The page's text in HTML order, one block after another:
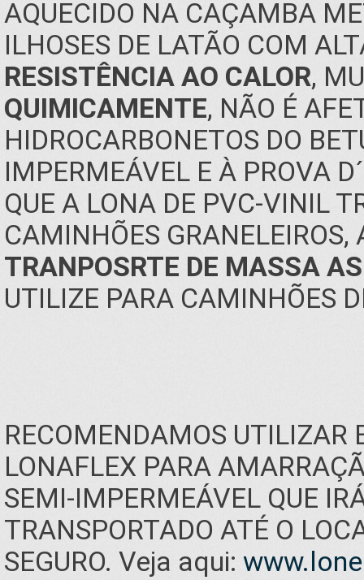
AQUECIDO NA CAÇAMBA
ILHOSES DE LATÃO COM
RESISTÊNCIA AO CALOR,
QUIMICAMENTE, NÃO É
HIDROCARBONETOS DO
IMPERMEÁVEL E À PROVA
QUE A LONA DE PVC-VINIL
CAMINHÕES
TRANPOSRTE DE MASSA
UTILIZE PARA CAMINHÕES
RECOMENDAMOS UTILIZAR
LONAFLEX PARA
SEMI-IMPERMEÁVEL QUE
TRANSPORTADO ATÉ O
SEGURO. Veja aqui: